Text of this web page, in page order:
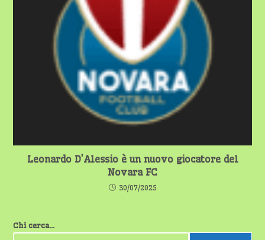
Leonardo D’Alessio è un nuovo giocatore del
Novara FC
30/07/2025
Chi cerca...